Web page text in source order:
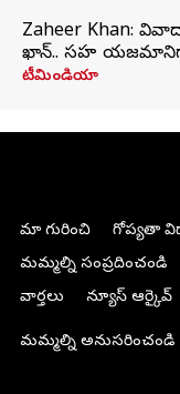
Zaheer Khan:
ఖాన్.. సహ యజమానిగా
టీమిండియా
మా గురించి గోప్యతా
మమ్మల్ని సంప్రదించండి
వార్తలు
న్యూస్ ఆర్కైవ్
మమ్మల్ని అనుసరించండి